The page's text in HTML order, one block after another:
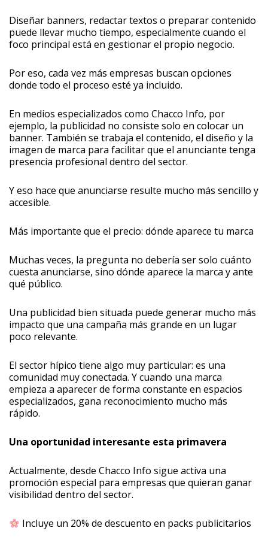
Diseñar banners, redactar textos o preparar contenido
puede llevar mucho tiempo, especialmente cuando el
foco principal está en gestionar el propio negocio.
Por eso, cada vez más empresas buscan opciones
donde todo el proceso esté ya incluido.
En medios especializados como Chacco Info, por
ejemplo, la publicidad no consiste solo en colocar un
banner. También se trabaja el contenido, el diseño y la
imagen de marca para facilitar que el anunciante tenga
presencia profesional dentro del sector.
Y eso hace que anunciarse resulte mucho más sencillo y
accesible.
Más importante que el precio: dónde aparece tu marca
Muchas veces, la pregunta no debería ser solo cuánto
cuesta anunciarse, sino dónde aparece la marca y ante
qué público.
Una publicidad bien situada puede generar mucho más
impacto que una campaña más grande en un lugar
poco relevante.
El sector hípico tiene algo muy particular: es una
comunidad muy conectada. Y cuando una marca
empieza a aparecer de forma constante en espacios
especializados, gana reconocimiento mucho más
rápido.
Una oportunidad interesante esta primavera
Actualmente, desde Chacco Info sigue activa una
promoción especial para empresas que quieran ganar
visibilidad dentro del sector.
Incluye un 20% de descuento en packs publicitarios